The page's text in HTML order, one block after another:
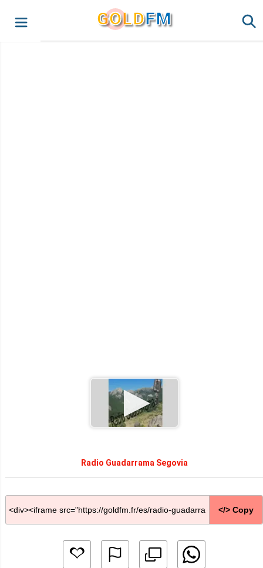
GOLDFM
Radio Guadarrama Segovia
</> Copy